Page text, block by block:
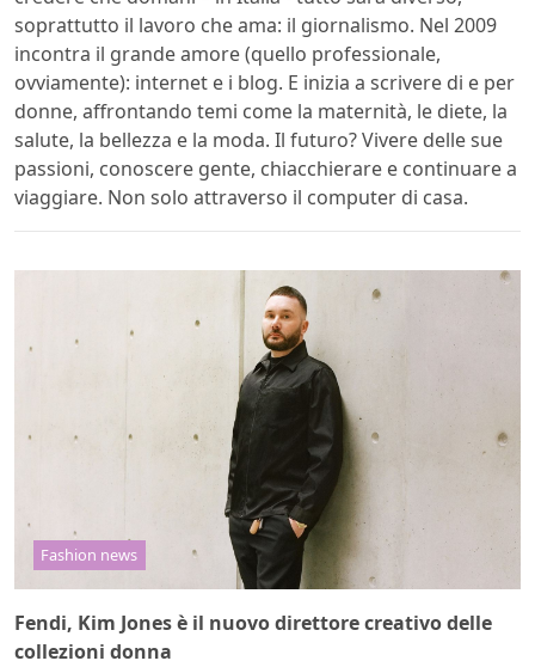
soprattutto il lavoro che ama: il giornalismo. Nel 2009
incontra il grande amore (quello professionale,
ovviamente): internet e i blog. E inizia a scrivere di e per
donne, affrontando temi come la maternità, le diete, la
salute, la bellezza e la moda. Il futuro? Vivere delle sue
passioni, conoscere gente, chiacchierare e continuare a
viaggiare. Non solo attraverso il computer di casa.
Fashion news
Fendi, Kim Jones è il nuovo direttore creativo delle
collezioni donna